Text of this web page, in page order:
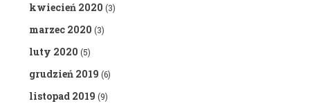
kwiecień 2020 (3)
marzec 2020 (3)
luty 2020 (5)
grudzień 2019 (6)
listopad 2019 (9)